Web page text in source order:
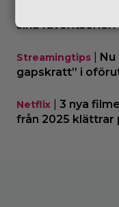
sina favoritserier:
Streamingtips
Nu
gapskratt” i
Netflix
3 nya
från 2025 klättrar